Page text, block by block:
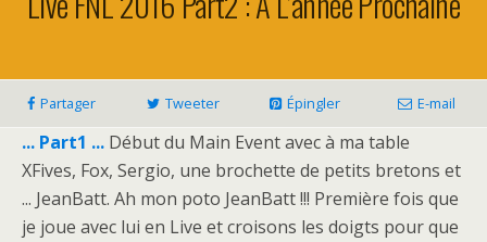
Partager Tweeter Épingler E-mail
... Part1 ... Début du Main Event avec à ma table
XFives, Fox, Sergio, une brochette de petits bretons et
... JeanBatt. Ah mon poto JeanBatt !!! Première fois que
je joue avec lui en Live et croisons les doigts pour que